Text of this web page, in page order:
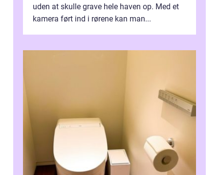
uden at skulle grave hele haven op. Med et
kamera ført ind i rørene kan man...